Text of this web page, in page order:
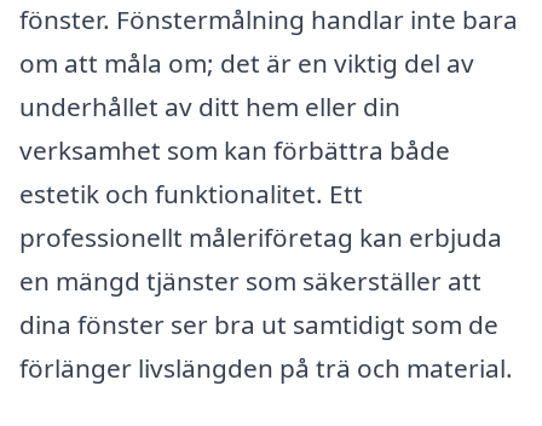
fönster. Fönstermålning handlar inte bara
om att måla om; det är en viktig del av
underhållet av ditt hem eller din
verksamhet som kan förbättra både
estetik och funktionalitet. Ett
professionellt måleriföretag kan erbjuda
en mängd tjänster som säkerställer att
dina fönster ser bra ut samtidigt som de
förlänger livslängden på trä och material.